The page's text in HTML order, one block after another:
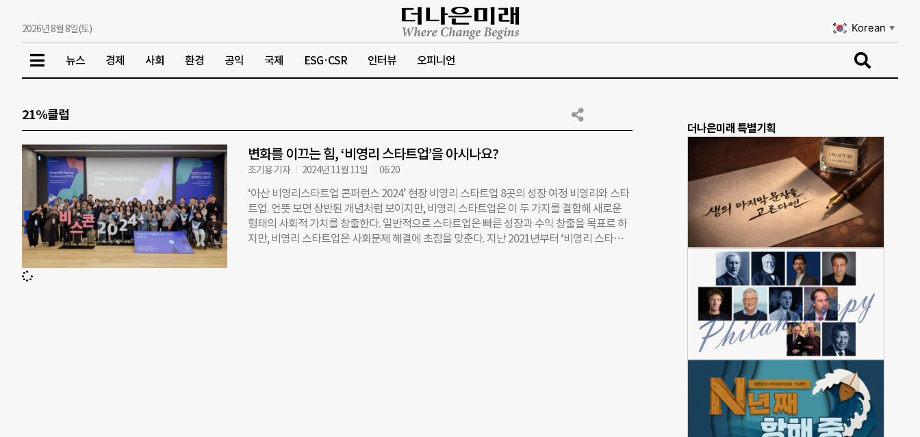
2026년 8월 8일(토) Korean ▼
뉴스 경제 사회 환경 공익 국제 ESG·CSR 인터뷰 오피니언
21%클럽
변화를 이끄는 힘, ‘비영리 스타트업’을 아시나요?
조기용 기자 2024년 11월 11일 06:20
‘아산 비영리스타트업 콘퍼런스 2024’ 현장 비영리 스타트업 8곳의 성장 여정 비영리와 스타
트업. 언뜻 보면 상반된 개념처럼 보이지만, 비영리 스타트업은 이 두 가지를 결합해 새로운
형태의 사회적 가치를 창출한다. 일반적으로 스타트업은 빠른 성장과 수익 창출을 목표로 하
지만, 비영리 스타트업은 사회문제 해결에 초점을 맞춘다. 지난 2021년부터 ‘비영리 스타트
더나은미래 특별기획